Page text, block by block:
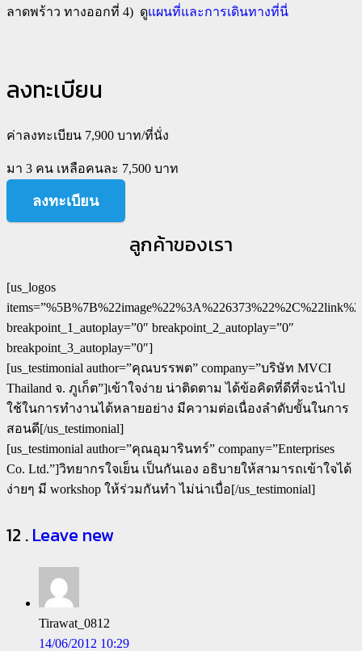
ลาดพร้าว ทางออกที่ 4) ดูแผนที่และการเดินทางที่นี่
ลงทะเบียน
ค่าลงทะเบียน 7,900 บาท/ที่นั่ง
มา 3 คน เหลือคนละ 7,500 บาท
ลงทะเบียน
ลูกค้าของเรา
[us_logos
breakpoint_1_autoplay=”0″ breakpoint_2_autoplay=”0″
breakpoint_3_autoplay=”0″]
[us_testimonial author=”คุณบรรพต” company=”บริษัท MVCI
Thailand จ. ภูเก็ต”]เข้าใจง่าย น่าติดตาม ได้ข้อคิดที่ดีที่จะนำไป
ใช้ในการทำงานได้หลายอย่าง มีความต่อเนื่องลำดับขั้นในการ
สอนดี[/us_testimonial]
[us_testimonial author=”คุณอุมารินทร์” company=”Enterprises
Co. Ltd.”]วิทยากรใจเย็น เป็นกันเอง อธิบายให้สามารถเข้าใจได้
ง่ายๆ มี workshop ให้ร่วมกันทำ ไม่น่าเบื่อ[/us_testimonial]
12 Comments
.Leave new
Tirawat_0812
14/06/2012 10:29